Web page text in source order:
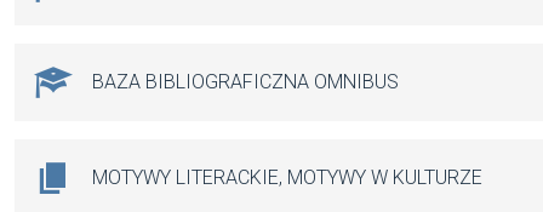
BAZA BIBLIOGRAFICZNA OMNIBUS
MOTYWY LITERACKIE, MOTYWY W KULTURZE